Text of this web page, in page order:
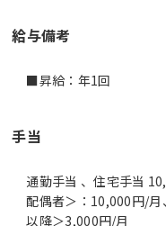
給与備考
■昇給：年1回
手当
通勤手当 、住宅手当
配偶者＞：10,000円/
以降＞3,000円/月